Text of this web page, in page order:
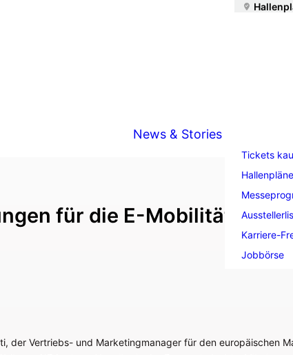
News & Stories
Tickets
Karriere-
Jobbörse
für die E-Mobilität | AIDA
der Vertriebs- und Marketingmanager für den europäischen